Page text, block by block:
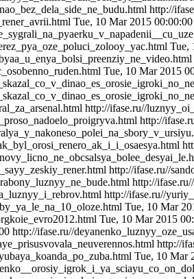
http://
Tue, 10 Mar 2015
Tue,
Tue, 10 Mar 2015
http://ifase.ru//
http://
http://ifase.ru//
http://
http://ifase.ru//
Tue, 10 Mar
Tue, 10 Mar 2015
http://ifase.ru//
http://
Tue, 10 Mar